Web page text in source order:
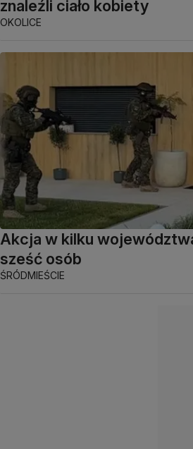
znaleźli ciało kobiety
OKOLICE
Akcja w kilku
sześć osób
ŚRÓDMIEŚCIE